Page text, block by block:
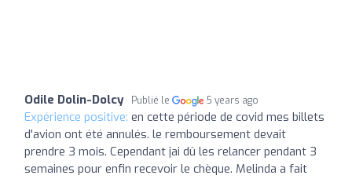
Odile Dolin-Dolcy Publié le 5 years ago
Expérience positive: en cette période de covid mes billets
d'avion ont été annulés. le remboursement devait
prendre 3 mois. Cependant jai dû les relancer pendant 3
semaines pour enfin recevoir le chèque. Melinda a fait